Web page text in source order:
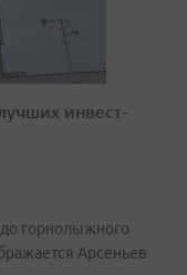
инвест-
горнолыжного
Арсеньев